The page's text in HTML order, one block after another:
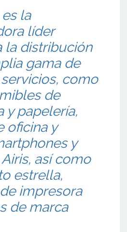
la
líder
la distribución
gama de
como
de
y papelería,
oficina y
y
así como
estrella,
impresora
de marca